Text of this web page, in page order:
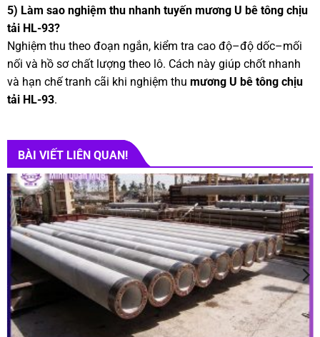
5) Làm sao nghiệm thu nhanh tuyến mương U bê tông chịu
tải HL-93?
Nghiệm thu theo đoạn ngắn, kiểm tra cao độ–độ dốc–mối
nối và hồ sơ chất lượng theo lô. Cách này giúp chốt nhanh
và hạn chế tranh cãi khi nghiệm thu mương U bê tông chịu
tải HL-93.
BÀI VIẾT LIÊN QUAN!